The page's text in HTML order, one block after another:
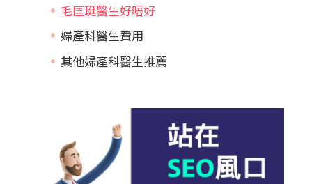
毛匡珽醫生好唔好
婦產科醫生費用
其他婦產科醫生推薦